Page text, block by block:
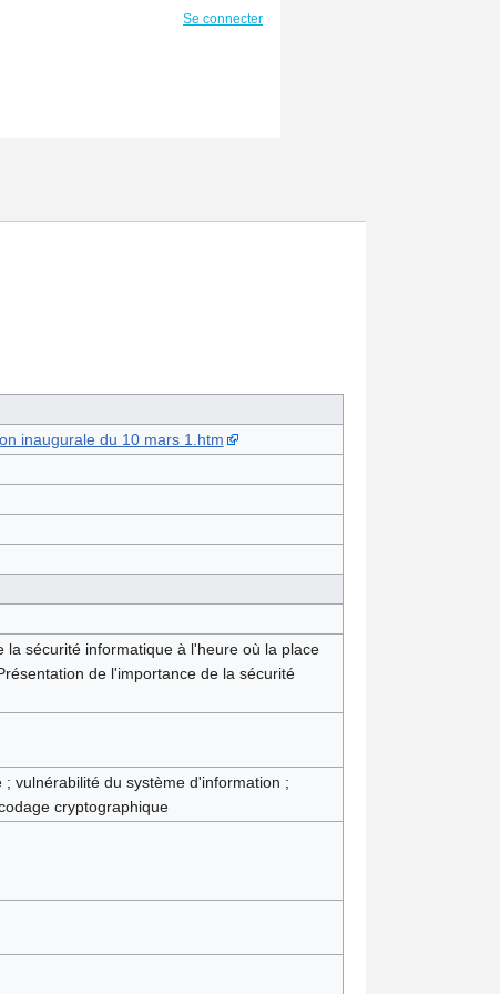
inaugurale du 10 mars 1.htm
sécurité informatique à l'heure où la place
de l'importance de la sécurité
vulnérabilité du système d'information ;
cryptographique
Se connecter